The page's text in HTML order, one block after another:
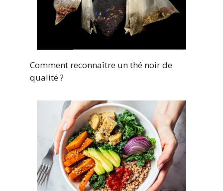
Comment reconnaître un thé noir de
qualité ?